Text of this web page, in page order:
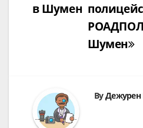
РОАДПОЛ
Шумен
в Шумен
ByДежурен